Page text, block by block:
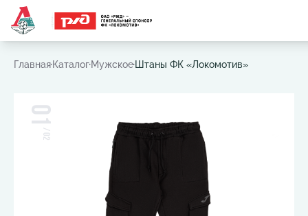
Главная Каталог Мужское Штаны ФК «Локомотив»
01
/
02